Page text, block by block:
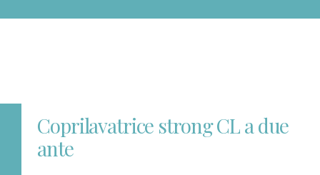
Coprilavatrice strong CL a due
ante